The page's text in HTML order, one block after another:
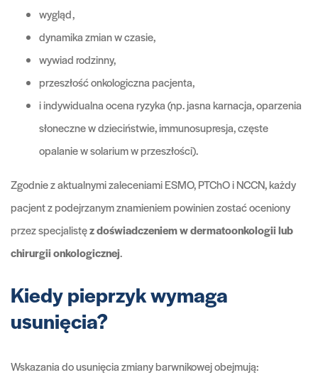
wygląd,
dynamika zmian w czasie,
wywiad rodzinny,
przeszłość onkologiczna pacjenta,
i indywidualna ocena ryzyka (np. jasna karnacja, oparzenia
słoneczne w dzieciństwie, immunosupresja, częste
opalanie w solarium w przeszłości).
Zgodnie z aktualnymi zaleceniami ESMO, PTChO i NCCN, każdy
pacjent z podejrzanym znamieniem powinien zostać oceniony
przez specjalistęz doświadczeniem w dermatoonkologii lub
chirurgii onkologicznej.
Kiedy pieprzyk wymaga
usunięcia?
Wskazania do usunięcia zmiany barwnikowej obejmują: